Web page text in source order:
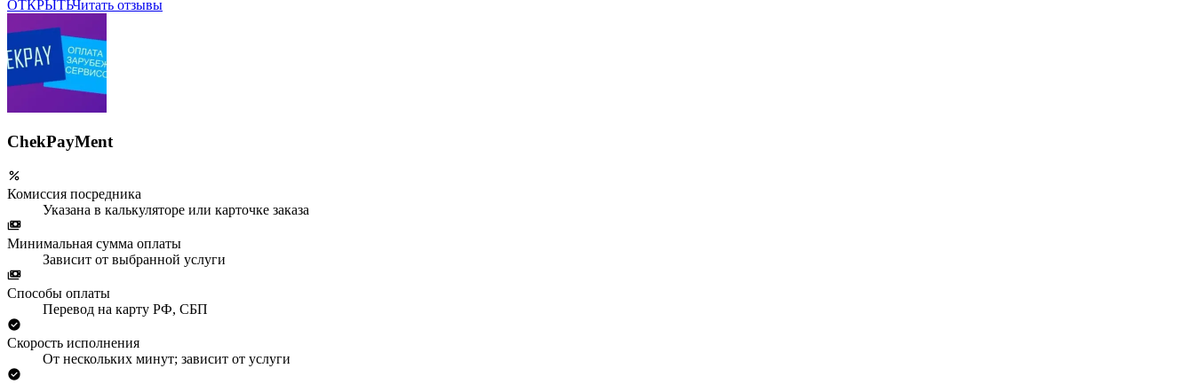
ОТКРЫТЬЧитать отзывы
ChekPayMent
Комиссия посредника
Указана в калькуляторе или карточке заказа
Минимальная сумма оплаты
Зависит от выбранной услуги
Способы оплаты
Перевод на карту РФ, СБП
Скорость исполнения
От нескольких минут; зависит от услуги